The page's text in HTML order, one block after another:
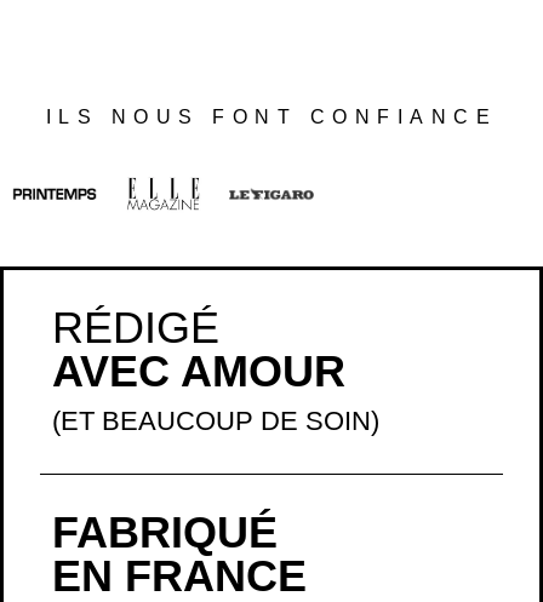
ILS NOUS FONT CONFIANCE
RÉDIGÉ
AVEC AMOUR
(ET BEAUCOUP DE SOIN)
FABRIQUÉ
EN FRANCE